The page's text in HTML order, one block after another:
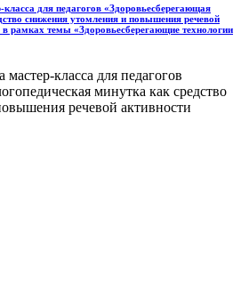
для педагогов «Здоровьесберегающая
снижения утомления и повышения речевой
рамках темы «Здоровьесберегающие технологии
мастер-класса для педагогов
минутка как средство
речевой активности